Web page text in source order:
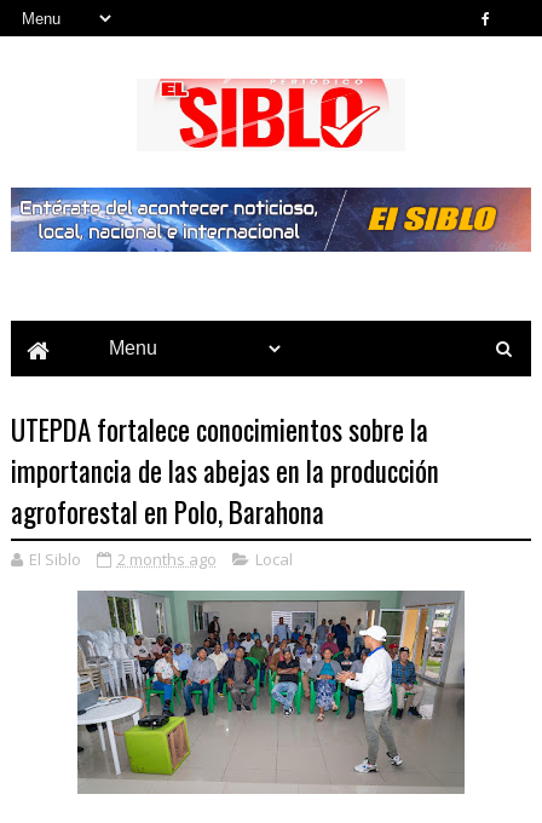
UTEPDA fortalece conocimientos sobre la
importancia de las abejas en la producción
agroforestal en Polo, Barahona
El Siblo 2 months ago Local